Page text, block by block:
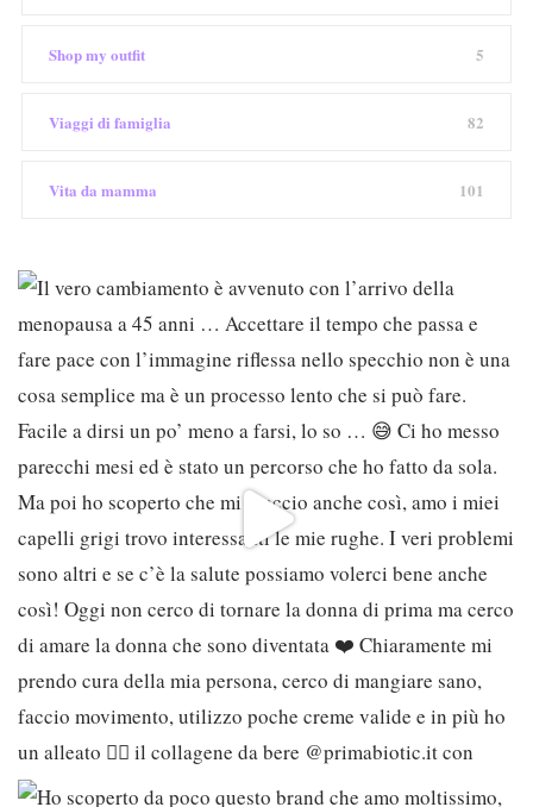
Shop my outfit 5
Viaggi di famiglia 82
Vita da mamma 101